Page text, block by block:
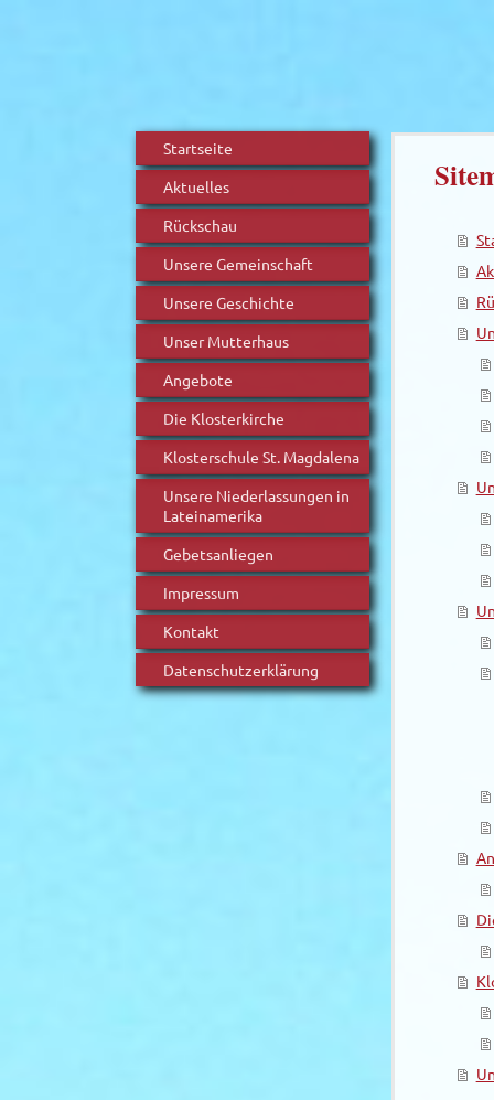
Startseite
Aktuelles
Rückschau
Unsere Gemeinschaft
Unsere Geschichte
Unser Mutterhaus
Angebote
Die Klosterkirche
Klosterschule St. Magdalena
Unsere Niederlassungen in
Lateinamerika
Gebetsanliegen
Impressum
Kontakt
Datenschutzerklärung